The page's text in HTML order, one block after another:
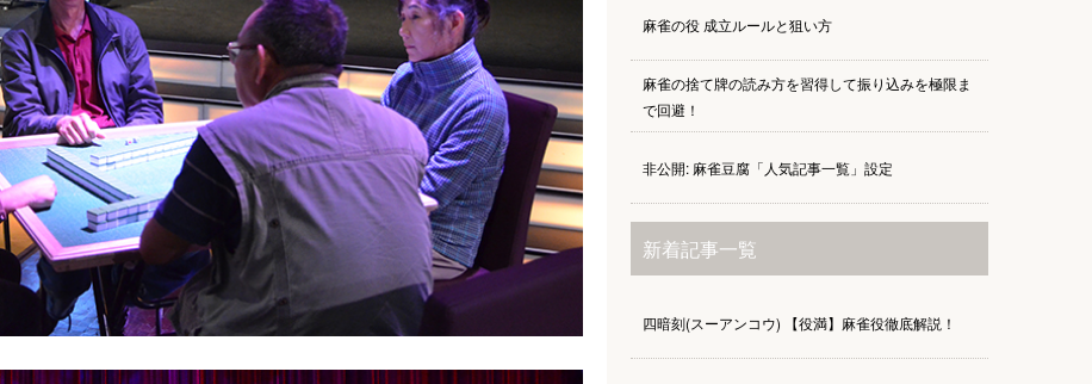
麻雀の役 成立ルールと狙い方
麻雀の捨て牌の読み方を習得して振り込みを極限ま
で回避！
非公開: 麻雀豆腐「人気記事一覧」設定
新着記事一覧
四暗刻(スーアンコウ) 【役満】麻雀役徹底解説！